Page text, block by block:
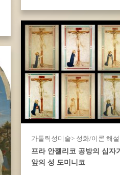
가톨릭성미술> 성화/이콘 해설
프라 안젤리코 공방의 십자
앞의 성 도미니코